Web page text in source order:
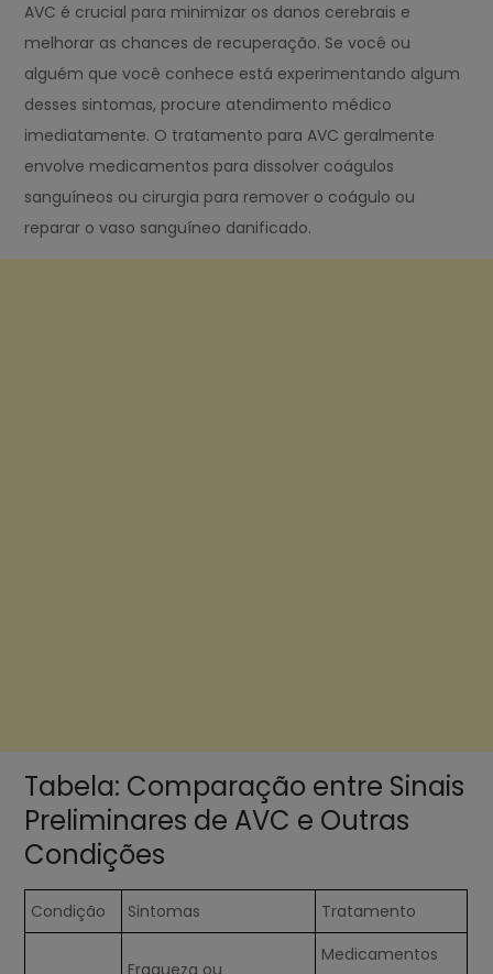
AVC é crucial para minimizar os danos cerebrais e
melhorar as chances de recuperação. Se você ou
alguém que você conhece está experimentando algum
desses sintomas, procure atendimento médico
imediatamente. O tratamento para AVC geralmente
envolve medicamentos para dissolver coágulos
sanguíneos ou cirurgia para remover o coágulo ou
reparar o vaso sanguíneo danificado.
Tabela: Comparação entre Sinais
Preliminares de AVC e Outras
Condições
Condição Sintomas Tratamento
Fraqueza ou
Medicamentos